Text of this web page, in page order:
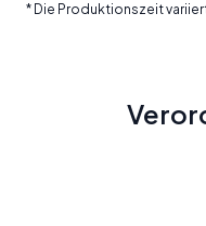
* Die Produktionszeit